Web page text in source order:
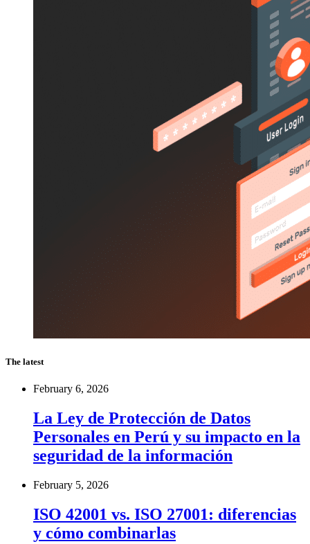
The latest
February 6, 2026
La Ley de Protección de Datos
Personales en Perú y su impacto en la
seguridad de la información
February 5, 2026
ISO 42001 vs. ISO 27001: diferencias
y cómo combinarlas